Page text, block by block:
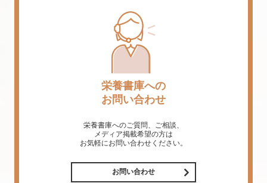
栄養書庫への
お問い合わせ
栄養書庫へのご質問、ご相談、
メディア掲載希望の方は
お気軽にお問い合わせください。
お問い合わせ